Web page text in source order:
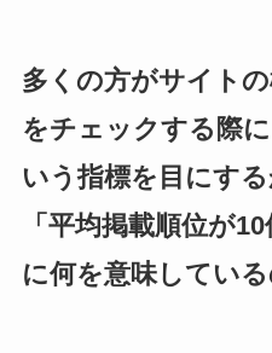
多くの方がサイト
をチェックする際
いう指標を目にする
「平均掲載順位が
に何を意味してい